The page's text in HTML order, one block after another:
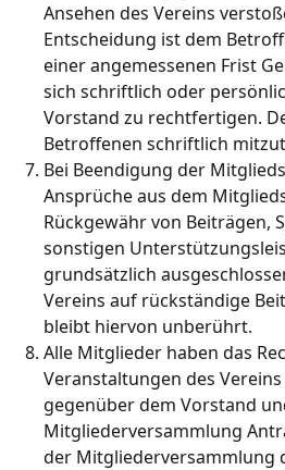
Ansehen des Vereins
Entscheidung ist dem
einer angemessenen Frist
sich schriftlich oder
Vorstand zu rechtfertigen.
Betroffenen schriftlich
Bei Beendigung der
Ansprüche aus dem
Rückgewähr von Beiträgen,
sonstigen
grundsätzlich
Vereins auf rückständige
bleibt hiervon unberührt.
Alle Mitglieder haben das
Veranstaltungen des
gegenüber dem Vorstand
Mitgliederversammlung
der Mitgliederversammlung